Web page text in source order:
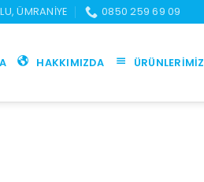
ÜMRANIYE 0850 259 69 09
HAKKIMIZDA ÜRÜNLERIMIZ